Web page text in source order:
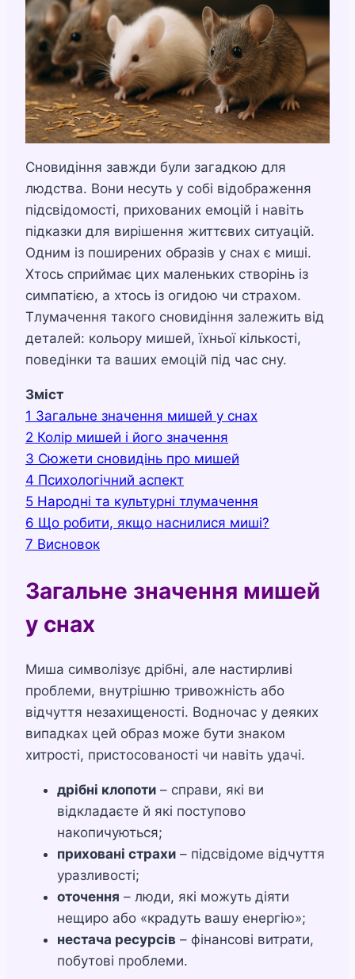
Сновидіння завжди були загадкою для
людства. Вони несуть у собі відображення
підсвідомості, прихованих емоцій і навіть
підказки для вирішення життєвих ситуацій.
Одним із поширених образів у снах є миші.
Хтось сприймає цих маленьких створінь із
симпатією, а хтось із огидою чи страхом.
Тлумачення такого сновидіння залежить від
деталей: кольору мишей, їхньої кількості,
поведінки та ваших емоцій під час сну.
Зміст
1 Загальне значення мишей у снах
2 Колір мишей і його значення
3 Сюжети сновидінь про мишей
4 Психологічний аспект
5 Народні та культурні тлумачення
6 Що робити, якщо наснилися миші?
7 Висновок
Загальне значення мишей
у снах
Миша символізує дрібні, але настирливі
проблеми, внутрішню тривожність або
відчуття незахищеності. Водночас у деяких
випадках цей образ може бути знаком
хитрості, пристосованості чи навіть удачі.
дрібні клопоти – справи, які ви
відкладаєте й які поступово
накопичуються;
приховані страхи – підсвідоме відчуття
уразливості;
оточення – люди, які можуть діяти
нещиро або «крадуть вашу енергію»;
нестача ресурсів – фінансові витрати,
побутові проблеми.